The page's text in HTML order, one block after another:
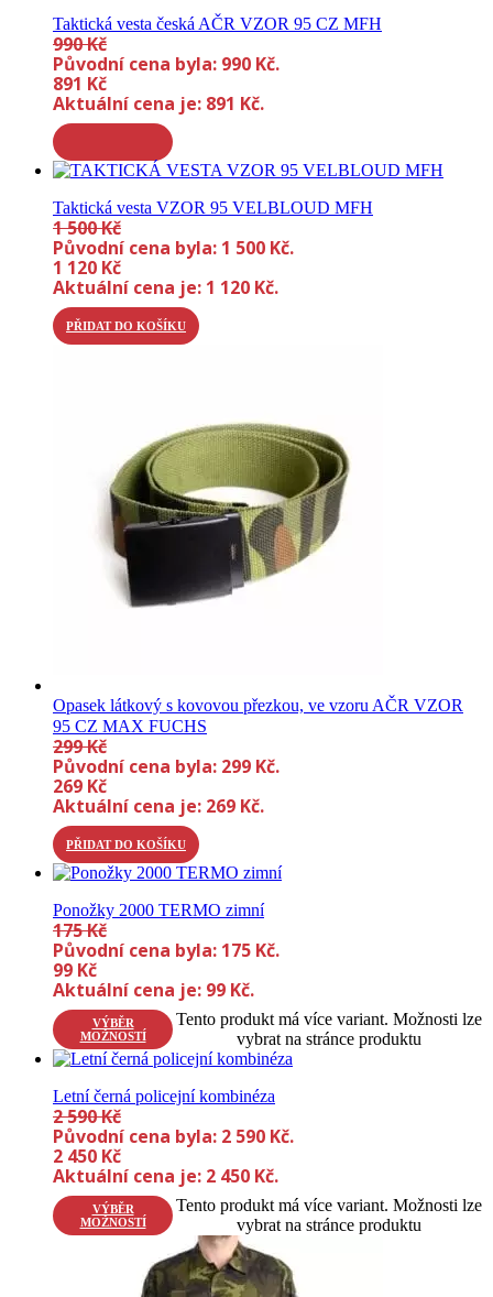
Taktická vesta česká AČR VZOR 95 CZ MFH
990Kč
Původní cena byla: 990 Kč.
891 Kč
Aktuální cena je: 891 Kč.
Taktická vesta VZOR 95 VELBLOUD MFH
1 500Kč
Původní cena byla: 1 500 Kč.
1 120 Kč
Aktuální cena je: 1 120 Kč.
PŘIDAT DO KOŠÍKU
Opasek látkový s kovovou přezkou, ve vzoru AČR VZOR
95 CZ MAX FUCHS
299Kč
Původní cena byla: 299 Kč.
269 Kč
Aktuální cena je: 269 Kč.
PŘIDAT DO KOŠÍKU
Ponožky 2000 TERMO zimní
175Kč
Původní cena byla: 175 Kč.
99 Kč
Aktuální cena je: 99 Kč.
VÝBĚR
MOŽNOSTÍ
Tento produkt má více variant. Možnosti lze
vybrat na stránce produktu
Letní černá policejní kombinéza
2 590Kč
Původní cena byla: 2 590 Kč.
2 450 Kč
Aktuální cena je: 2 450 Kč.
VÝBĚR
MOŽNOSTÍ
Tento produkt má více variant. Možnosti lze
vybrat na stránce produktu